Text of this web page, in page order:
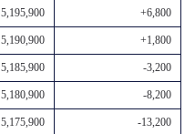
5,195,900 +6,800
5,190,900 +1,800
5,185,900 -3,200
5,180,900 -8,200
5,175,900 -13,200